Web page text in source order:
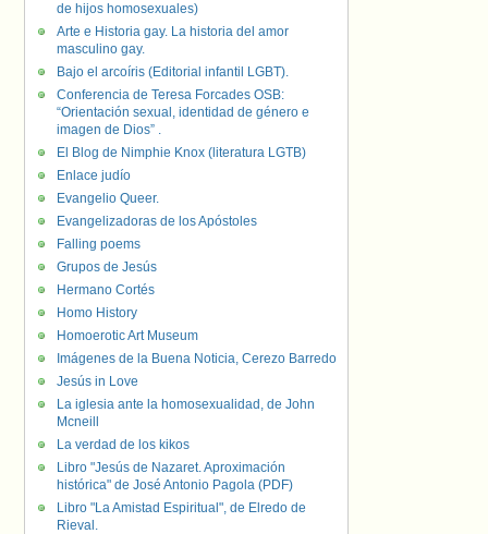
de hijos homosexuales)
Arte e Historia gay. La historia del amor
masculino gay.
Bajo el arcoíris (Editorial infantil LGBT).
Conferencia de Teresa Forcades OSB:
“Orientación sexual, identidad de género e
imagen de Dios” .
El Blog de Nimphie Knox (literatura LGTB)
Enlace judío
Evangelio Queer.
Evangelizadoras de los Apóstoles
Falling poems
Grupos de Jesús
Hermano Cortés
Homo History
Homoerotic Art Museum
Imágenes de la Buena Noticia, Cerezo Barredo
Jesús in Love
La iglesia ante la homosexualidad, de John
Mcneill
La verdad de los kikos
Libro "Jesús de Nazaret. Aproximación
histórica" de José Antonio Pagola (PDF)
Libro "La Amistad Espiritual", de Elredo de
Rieval.